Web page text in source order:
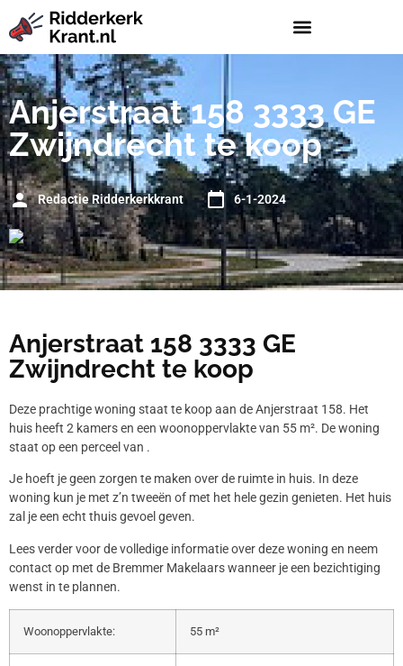
Anjerstraat 158 3333 GE
Zwijndrecht te koop
Redactie Ridderkerkkrant 6-1-2024
Anjerstraat 158 3333 GE
Zwijndrecht te koop
Deze prachtige woning staat te koop aan de Anjerstraat 158. Het
huis heeft 2 kamers en een woonoppervlakte van 55 m². De woning
staat op een perceel van .
Je hoeft je geen zorgen te maken over de ruimte in huis. In deze
woning kun je met z’n tweeën of met het hele gezin genieten. Het huis
zal je een echt thuis gevoel geven.
Lees verder voor de volledige informatie over deze woning en neem
contact op met de Bremmer Makelaars wanneer je een bezichtiging
wenst in te plannen.
Woonoppervlakte: 55 m²